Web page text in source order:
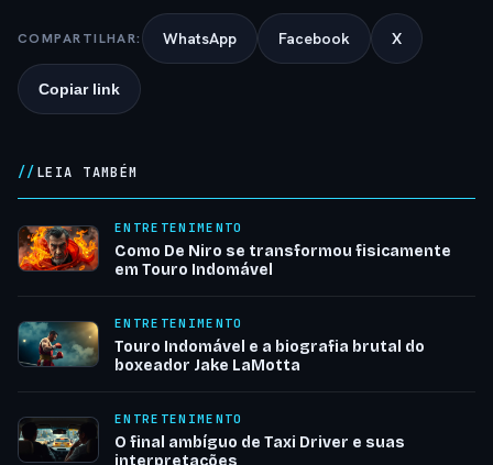
COMPARTILHAR: WhatsApp Facebook X
Copiar link
LEIA TAMBÉM
ENTRETENIMENTO
Como De Niro se transformou fisicamente
em Touro Indomável
ENTRETENIMENTO
Touro Indomável e a biografia brutal do
boxeador Jake LaMotta
ENTRETENIMENTO
O final ambíguo de Taxi Driver e suas
interpretações